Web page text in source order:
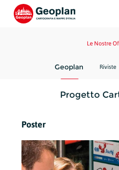
Le Nostre
Geoplan Riviste
Progetto
Poster